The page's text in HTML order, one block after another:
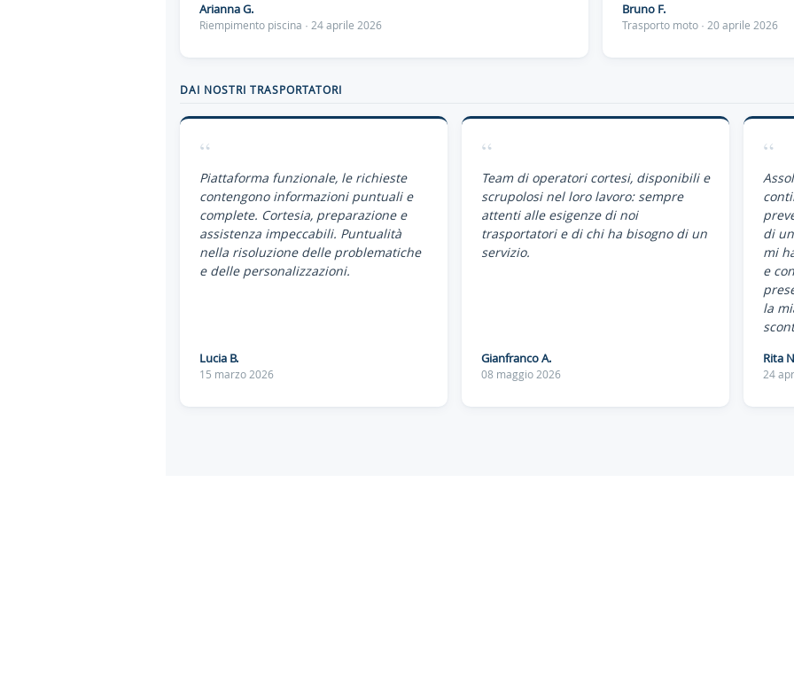
Arianna G.
Riempimento piscina · 24 aprile 2026
Bruno F.
Trasporto moto · 20 aprile 2026
DAI NOSTRI TRASPORTATORI
“
Piattaforma funzionale, le richieste
contengono informazioni puntuali e
complete. Cortesia, preparazione e
assistenza impeccabili. Puntualità
nella risoluzione delle problematiche
e delle personalizzazioni.
Lucia B.
15 marzo 2026
“
Team di operatori cortesi, disponibili e
scrupolosi nel loro lavoro: sempre
attenti alle esigenze di noi
trasportatori e di chi ha bisogno di un
servizio.
Gianfranco A.
08 maggio 2026
“
di
mi
e
la
Rita
24